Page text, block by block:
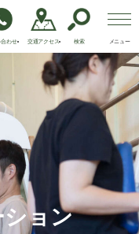
合わせ 交通アクセス 検索 メニュー
ョン